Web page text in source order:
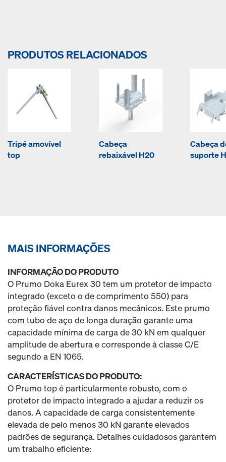
PRODUTOS RELACIONADOS
Tripé amovível
top
Cabeça
rebaixável H20
Cabeça
suporte
MAIS INFORMAÇÕES
INFORMAÇÃO DO PRODUTO
O Prumo Doka Eurex 30 tem um protetor de impacto
integrado (exceto o de comprimento 550) para
proteção fiável contra danos mecânicos. Este prumo
com tubo de aço de longa duração garante uma
capacidade mínima de carga de 30 kN em qualquer
amplitude de abertura e corresponde à classe C/E
segundo a EN 1065.
CARACTERÍSTICAS DO PRODUTO:
O Prumo top é particularmente robusto, com o
protetor de impacto integrado a ajudar a reduzir os
danos. A capacidade de carga consistentemente
elevada de pelo menos 30 kN garante elevados
padrões de segurança. Detalhes cuidadosos garantem
um trabalho eficiente: